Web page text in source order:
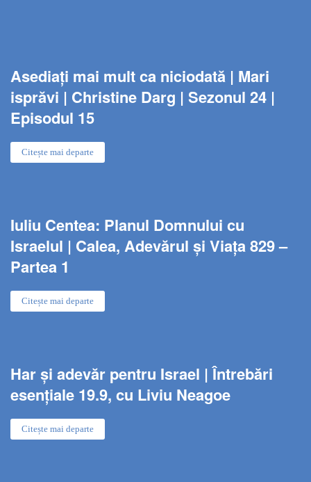
Asediați mai mult ca niciodată | Mari
isprăvi | Christine Darg | Sezonul 24 |
Episodul 15
Citește mai departe
Iuliu Centea: Planul Domnului cu
Israelul | Calea, Adevărul și Viața 829 –
Partea 1
Citește mai departe
Har și adevăr pentru Israel | Întrebări
esențiale 19.9, cu Liviu Neagoe
Citește mai departe